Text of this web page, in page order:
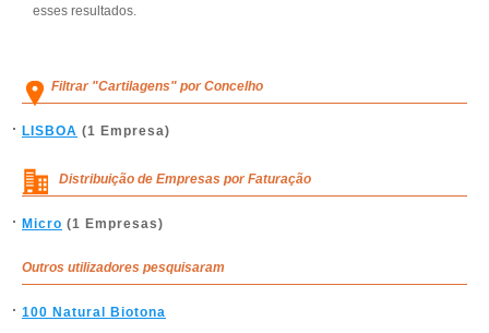
esses resultados.
Filtrar "Cartilagens" por Concelho
LISBOA (1 Empresa)
Distribuição de Empresas por Faturação
Micro (1 Empresas)
Outros utilizadores pesquisaram
100 Natural Biotona